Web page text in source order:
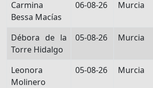
Carmina
Bessa Macías
06-08-26 Murcia
Débora de la
Torre Hidalgo
05-08-26 Murcia
Leonora
Molinero
05-08-26 Murcia